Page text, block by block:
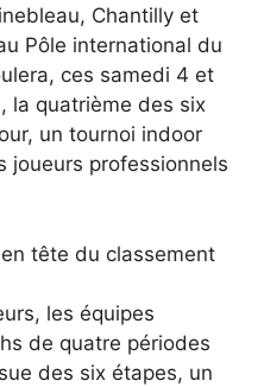
Chantilly et
Pôle international du
ces samedi 4 et
la quatrième des six
un tournoi indoor
joueurs professionnels
tête du classement
les équipes
de quatre périodes
des six étapes, un